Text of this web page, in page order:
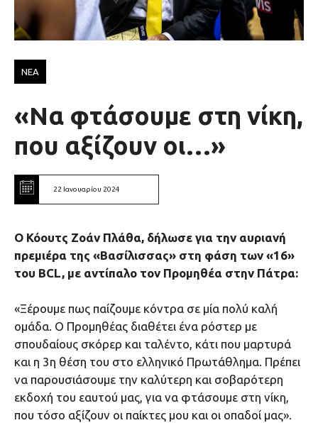
ΝΕΑ
«Να φτάσουμε στη νίκη,
που αξίζουν οι…»
22 Ιανουαρίου 2024
Ο Κόουτς Ζοάν Πλάθα, δήλωσε για την αυριανή
πρεμιέρα της «Βασίλισσας» στη φάση των «16»
του BCL, με αντίπαλο τον Προμηθέα στην Πάτρα:
«Ξέρουμε πως παίζουμε κόντρα σε μία πολύ καλή
ομάδα. Ο Προμηθέας διαθέτει ένα ρόστερ με
σπουδαίους σκόρερ και ταλέντο, κάτι που μαρτυρά
και η 3η θέση του στο ελληνικό Πρωτάθλημα. Πρέπει
να παρουσιάσουμε την καλύτερη και σοβαρότερη
εκδοχή του εαυτού μας, για να φτάσουμε στη νίκη,
που τόσο αξίζουν οι παίκτες μου και οι οπαδοί μας».